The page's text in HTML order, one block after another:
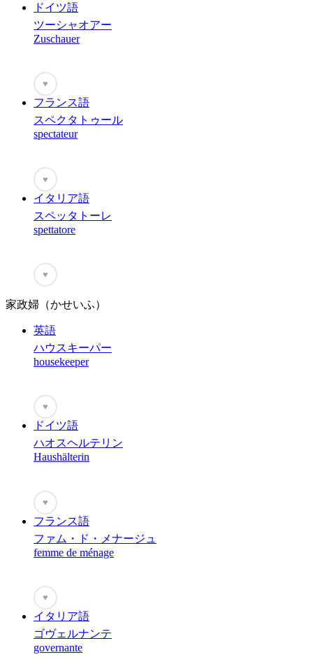
ドイツ語
ツーシャオアー
Zuschauer
♥
フランス語
スペクタトゥール
spectateur
♥
イタリア語
スペッタトーレ
spettatore
♥
家政婦（かせいふ）
英語
ハウスキーパー
housekeeper
♥
ドイツ語
ハオスヘルテリン
Haushälterin
♥
フランス語
ファム・ド・メナージュ
femme de ménage
♥
イタリア語
ゴヴェルナンテ
governante